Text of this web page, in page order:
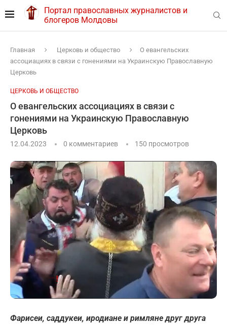
Портал православных журналистов и
блогеров Молдовы
Главная Церковь и общество
О евангельских
ассоциациях в связи с гонениями на Украинскую Православную
Церковь
ЦЕРКОВЬ И ОБЩЕСТВО
О евангельских ассоциациях в связи с
гонениями на Украинскую Православную
Церковь
12.04.2023 0 комментариев 150 просмотров
Фарисеи, саддукеи, иродиане и римляне друг друга